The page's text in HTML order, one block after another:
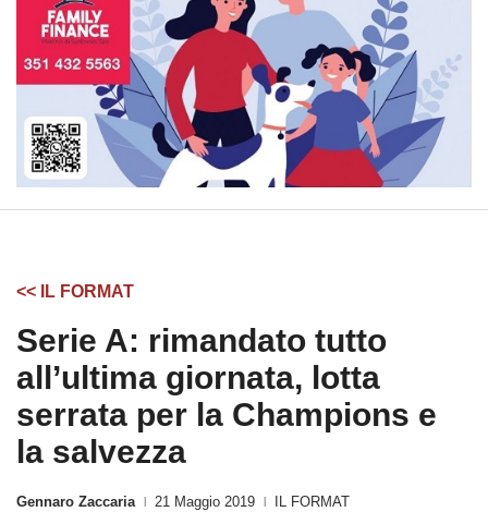
<< IL FORMAT
Serie A: rimandato tutto
all’ultima giornata, lotta
serrata per la Champions e
la salvezza
Gennaro Zaccaria 21 Maggio 2019 IL FORMAT